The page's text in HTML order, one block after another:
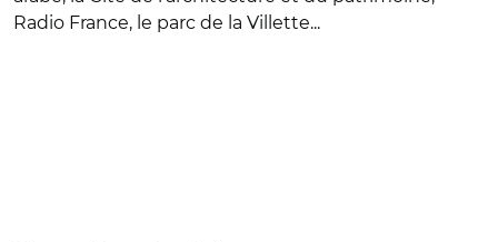
Radio France, le parc de la Villette...